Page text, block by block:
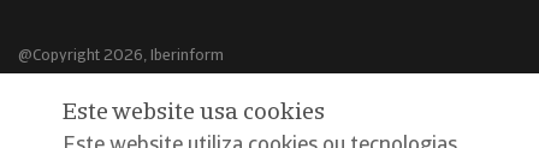
@Copyright 2026, Iberinform
Aviso legalEste website usa cookies